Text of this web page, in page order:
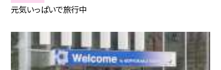
元気いっぱいで旅行中